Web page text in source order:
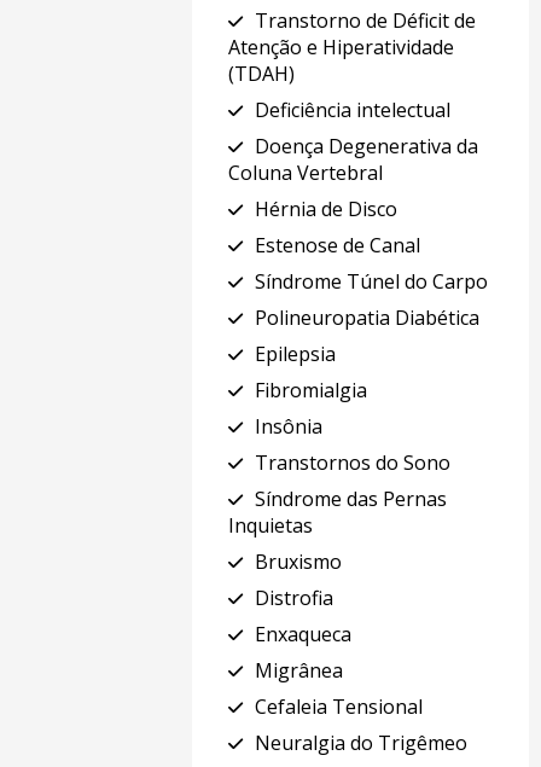
Transtorno de Déficit de
Atenção e Hiperatividade
(TDAH)
Deficiência intelectual
Doença Degenerativa da
Coluna Vertebral
Hérnia de Disco
Estenose de Canal
Síndrome Túnel do Carpo
Polineuropatia Diabética
Epilepsia
Fibromialgia
Insônia
Transtornos do Sono
Síndrome das Pernas
Inquietas
Bruxismo
Distrofia
Enxaqueca
Migrânea
Cefaleia Tensional
Neuralgia do Trigêmeo